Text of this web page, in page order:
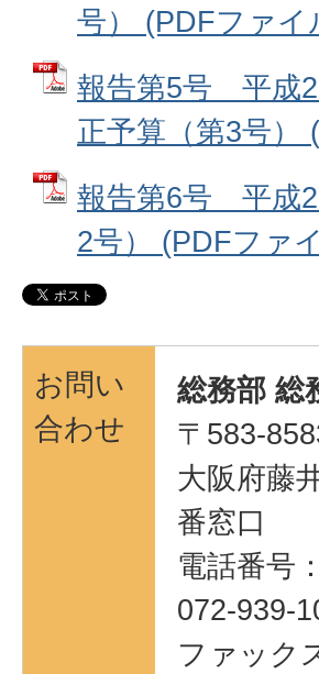
号） (PDFファイ
報告第5号 平成
正予算（第3号）
報告第6号 平成
2号） (PDFファ
お問い
合わせ
総務部 総
〒583-
大阪府藤
番窓口
電話番号
072-939-
ファック